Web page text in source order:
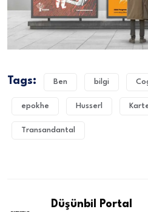
Tags: Ben bilgi
epokhe Husserl
Transandantal
Düşünbil Portal